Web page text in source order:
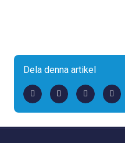
Dela denna artikel